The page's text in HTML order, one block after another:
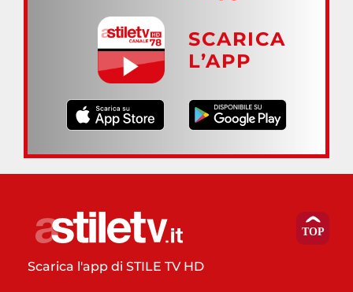
SCARICA
L’APP
Scarica l'app di STILE TV HD